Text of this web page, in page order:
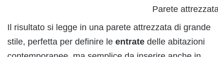
Parete
Il risultato si legge in una parete attrezzata di grande
stile, perfetta per definire le entrate delle abitazioni